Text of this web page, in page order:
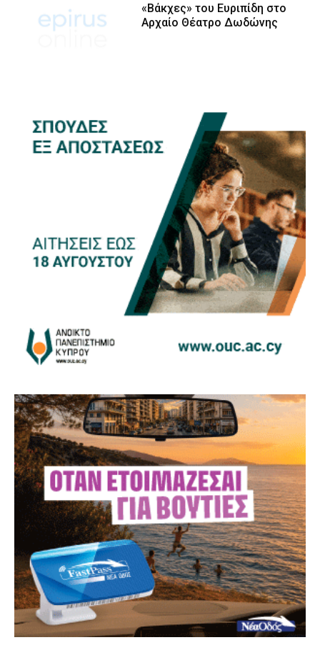
«Βάκχες» του Ευριπίδη στο
Αρχαίο Θέατρο Δωδώνης